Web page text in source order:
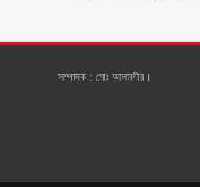
সম্পাদক : মোঃ আলমগীর।